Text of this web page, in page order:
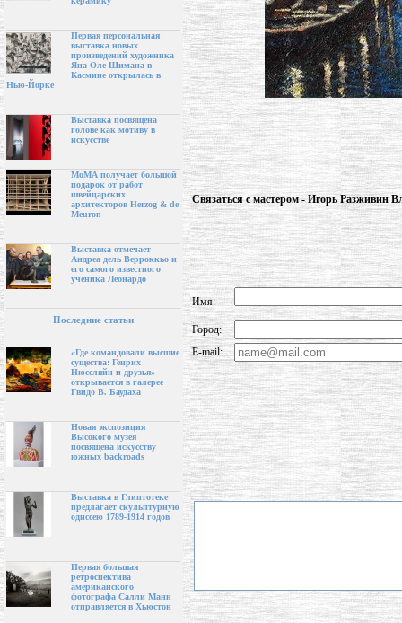
Первая персональная
выставка новых
произведений художника
Яна-Оле Шимана в
Касмине открылась в
Нью-Йорке
Выставка посвящена
голове как мотиву в
искусстве
МоМА получает большой
подарок от работ
швейцарских
архитекторов Herzog & de
Meuron
Выставка отмечает
Андреа дель Верроккьо и
его самого известного
ученика Леонардо
Последние статьи
«Где командовали высшие
существа: Генрих
Нюссляйн и друзья»
открывается в галерее
Гвидо В. Баудаха
Новая экспозиция
Высокого музея
посвящена искусству
южных backroads
Выставка в Глиптотеке
предлагает скульптурную
одиссею 1789-1914 годов
Первая большая
ретроспектива
американского
фотографа Салли Манн
отправляется в Хьюстон
Связаться с мастером - Игорь Разживин
Имя:
Город:
E-mail: